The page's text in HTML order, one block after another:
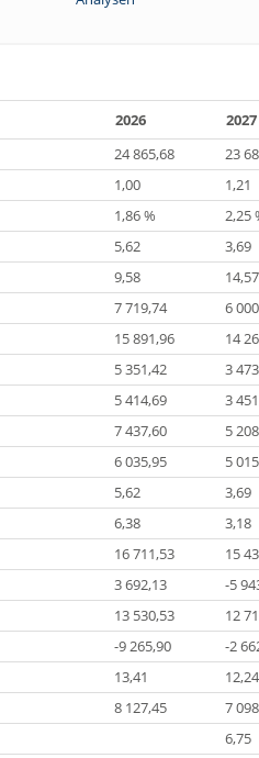
2026 2027
24 865,68 23
1,00 1,21
1,86 % 2,25
5,62 3,69
9,58 14,57
7 719,74 6
15 891,96 14
5 351,42 3
5 414,69 3
7 437,60 5
6 035,95
5
5,62 3,69
6,38 3,18
16 711,53
15
3 692,13 -5
13 530,53 12
-9 265,90 -2
13,41 12,24
8 127,45 7
6,75